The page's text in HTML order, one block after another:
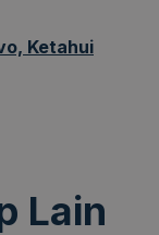
Ketahui
Lain